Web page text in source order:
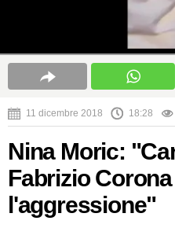
11 dicembre 2018 18:28
Nina Moric:
Fabrizio
l'aggressione"